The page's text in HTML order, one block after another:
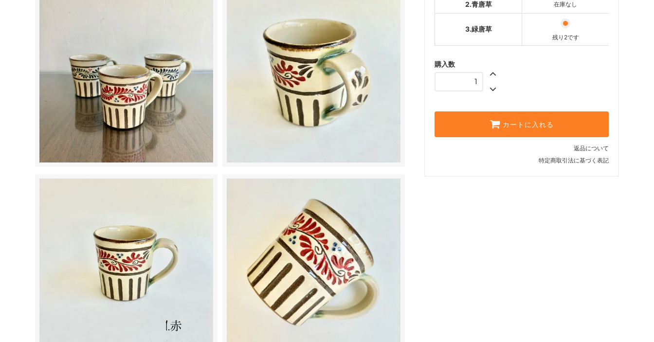
2.青唐草 在庫なし
3.緑唐草
残り2です
購入数
カートに入れる
返品について
特定商取引法に基づく表記